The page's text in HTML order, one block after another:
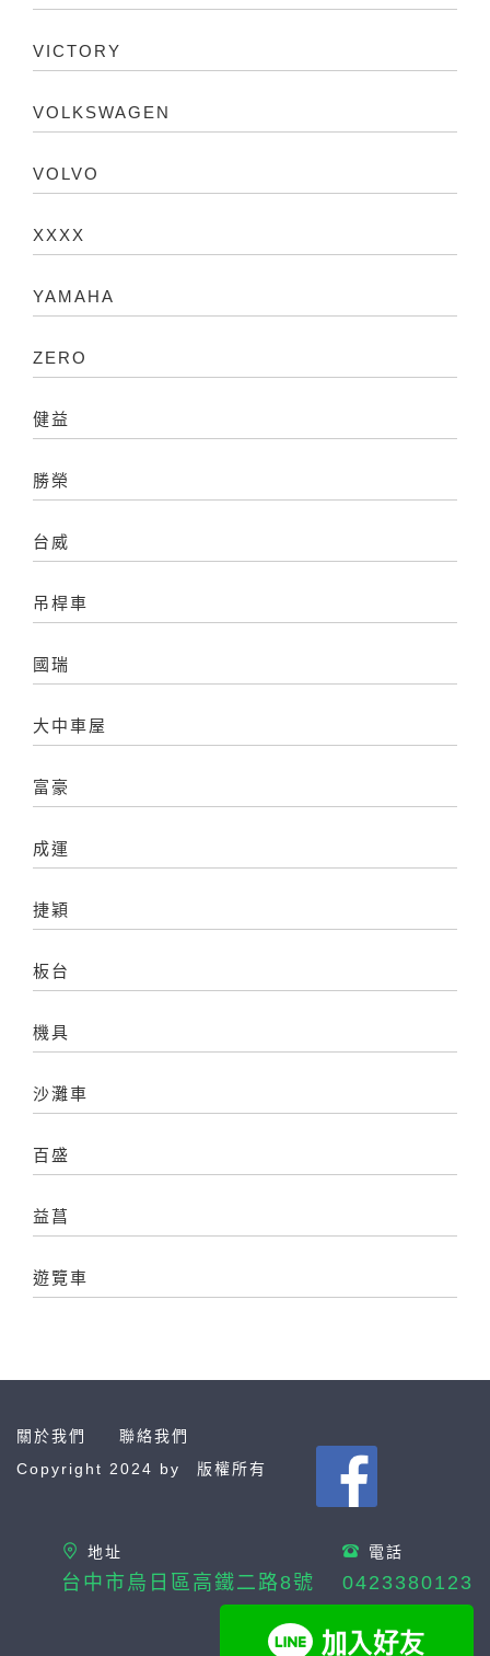
VICTORY
VOLKSWAGEN
VOLVO
XXXX
YAMAHA
ZERO
健益
勝榮
台威
吊桿車
國瑞
大中車屋
富豪
成運
捷穎
板台
機具
沙灘車
百盛
益菖
遊覽車
關於我們
聯絡我們
Copyright 2024 by
版權所有
地址
台中市烏日區高鐵二路8號
電話
0423380123